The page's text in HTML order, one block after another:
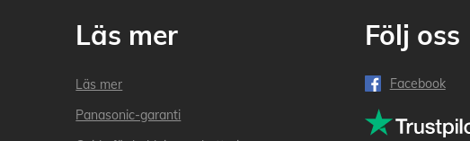
Läs mer
Läs mer
Panasonic-garanti
Följ oss
Facebook